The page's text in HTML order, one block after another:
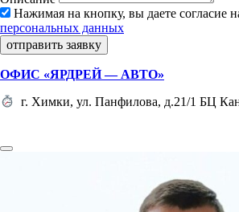
Нажимая на кнопку, вы даете согласие
персональных данных
отправить заявку
ОФИС «ЯРДРЕЙ — АВТО»
г. Химки, ул. Панфилова, д.21/1 БЦ